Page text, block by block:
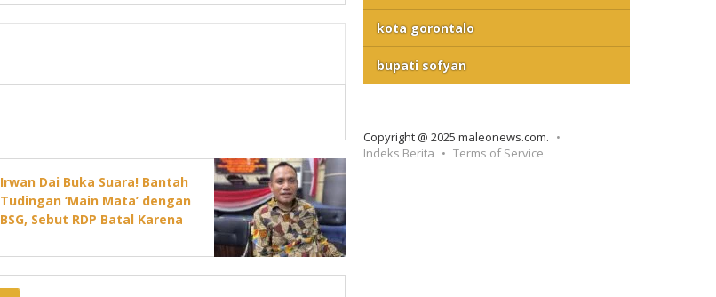
Irwan Dai Buka Suara! Bantah
Tudingan ‘Main Mata’ dengan
BSG, Sebut RDP Batal Karena
kota gorontalo
bupati sofyan
Copyright @ 2025 maleonews.com.
Indeks Berita
Terms of Service